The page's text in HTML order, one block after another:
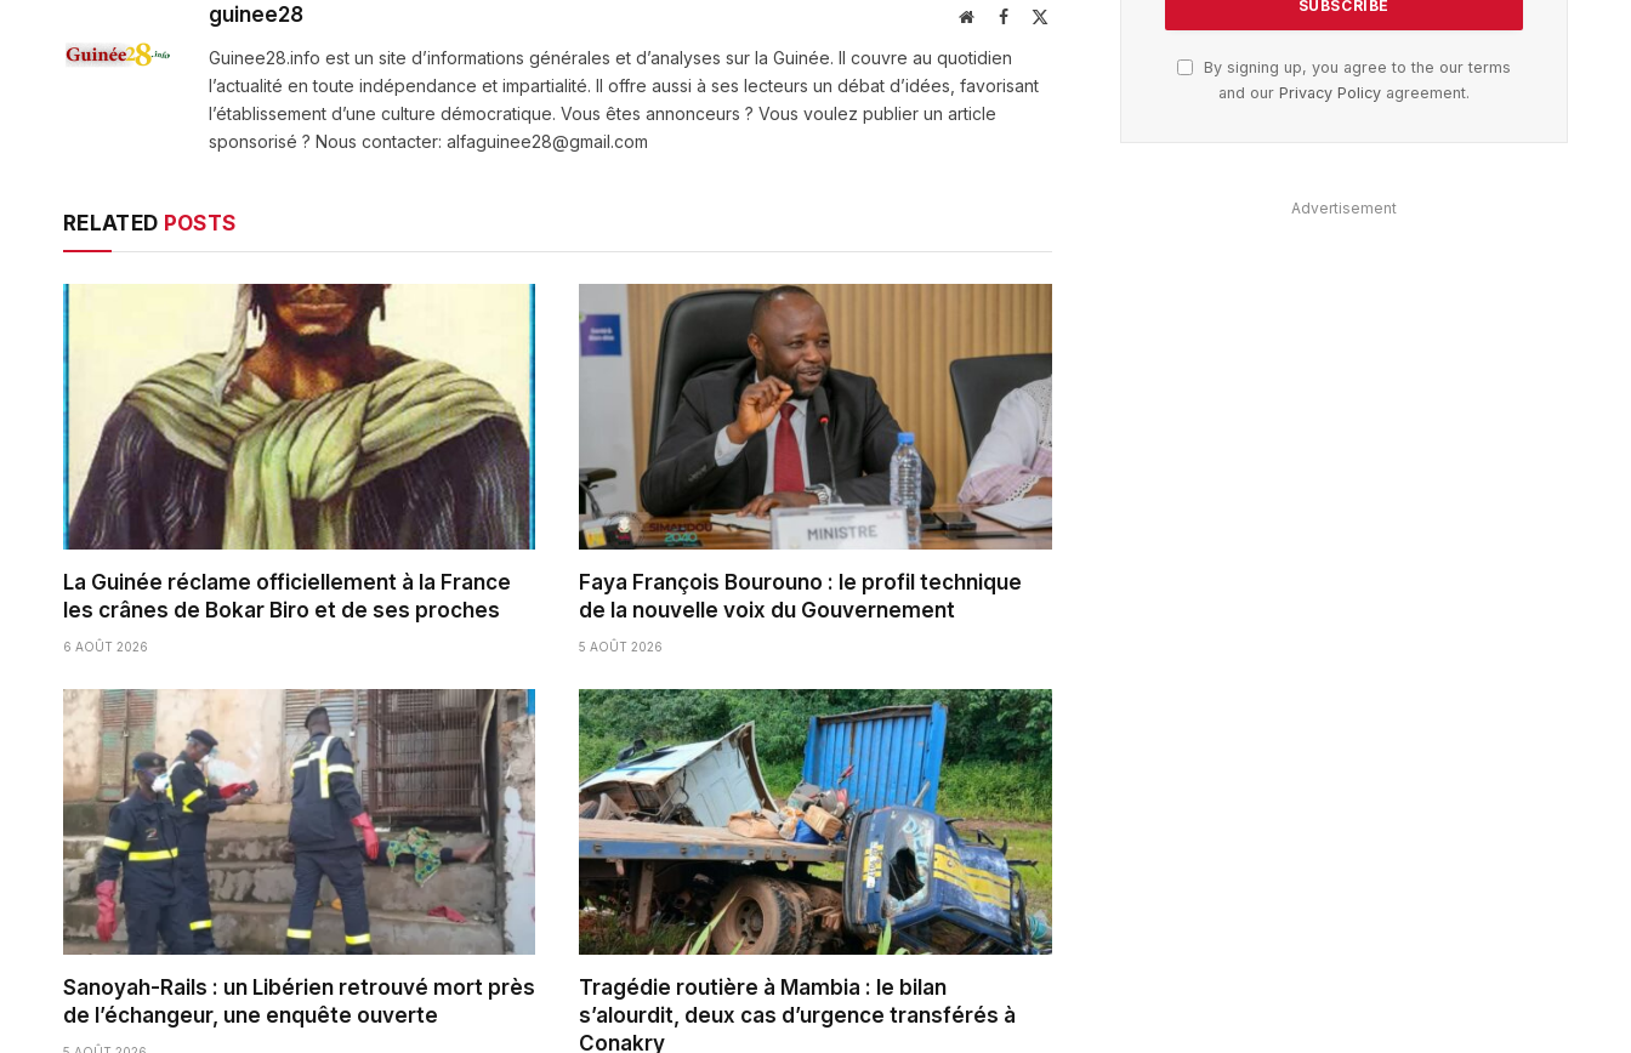
guinee28 WebsiteFacebook
X
Guinee28.info est un site d’informations générales et d’analyses sur la Guinée. Il couvre au quotidien
l’actualité en toute indépendance et impartialité. Il offre aussi à ses lecteurs un débat d’idées, favorisant
l’établissement d’une culture démocratique. Vous êtes annonceurs ? Vous voulez publier un article
sponsorisé ? Nous contacter: alfaguinee28@gmail.com
RELATED POSTS
La Guinée réclame officiellement à la France
les crânes de Bokar Biro et de ses proches
6 AOÛT 2026
Faya François Bourouno : le profil technique
de la nouvelle voix du Gouvernement
5 AOÛT 2026
Sanoyah-Rails : un Libérien retrouvé mort près
de l’échangeur, une enquête ouverte
Tragédie routière à Mambia : le bilan
s’alourdit, deux cas d’urgence transférés à
Conakry
By signing up, you agree to the our terms
and our Privacy Policyagreement.
Advertisement